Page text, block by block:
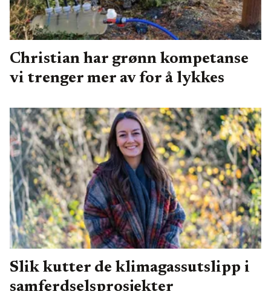
Christian har grønn kompetanse
vi trenger mer av for å lykkes
Slik kutter de klimagassutslipp i
samferdselsprosjekter